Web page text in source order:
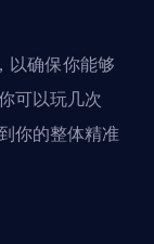
以确保你能够
可以玩几次
你的整体精准